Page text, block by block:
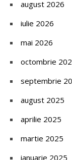
august 2026
iulie 2026
mai 2026
octombrie
septembrie
august 2025
aprilie 2025
martie 2025
ianuarie 2025